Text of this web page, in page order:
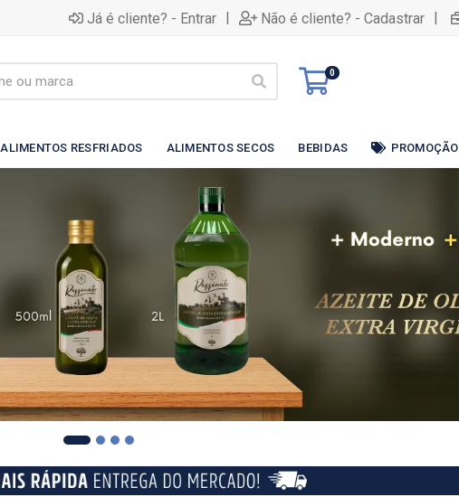
Já é cliente? - Entrar | Não é cliente? - Cadastrar |
0
ALIMENTOS RESFRIADOS ALIMENTOS SECOS BEBIDAS PROMOÇÃO